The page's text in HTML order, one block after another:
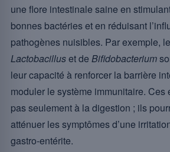
une flore intestinale saine en
bonnes bactéries et en réduisant
pathogènes nuisibles. Par exemple,
Lactobacilluset de Bifidobacterium
leur capacité à renforcer la barrière
moduler le système immunitaire. Ces
pas seulement à la digestion ; ils
atténuer les symptômes d’une
gastro-entérite.